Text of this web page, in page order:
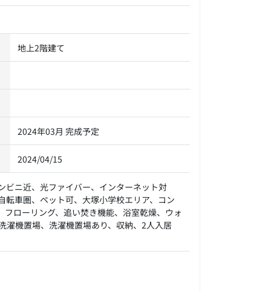
地上2階建て
2024年03月 完成予定
2024/04/15
ビニ近、光ファイバー、インターネット対
車圏、ペット可、大塚小学校エリア、コン
ローリング、追い焚き機能、浴室乾燥、ウォ
濯機置場、洗濯機置場あり、収納、2人入居